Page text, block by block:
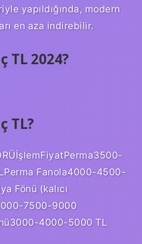
yapıldığında, modern
en aza indirebilir.
TL 2024?
TL?
Fanola4000-4500-
Fönü (kalıcı
7500-9000
4000-5000 TL